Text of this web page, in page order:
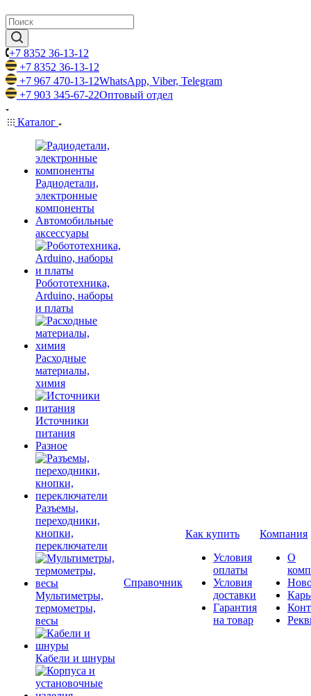
+7 8352 36-13-12
+7 8352 36-13-12
+7 967 470-13-12WhatsApp, Viber, Telegram
+7 903 345-67-22Оптовый отдел
Каталог
Радиодетали,
электронные
компоненты
Автомобильные
аксессуары
Робототехника,
Arduino, наборы
и платы
Расходные
материалы,
химия
Источники
питания
Разное
Разъемы,
переходники,
кнопки,
переключатели
Мультиметры,
термометры,
весы
Кабели и шнуры
Справочник
Как купить
Условия
оплаты
Условия
доставки
Гарантия
на товар
Компания
О